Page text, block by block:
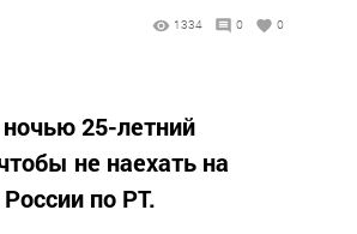
1334 0 0
25-летний
не наехать на
по РТ.